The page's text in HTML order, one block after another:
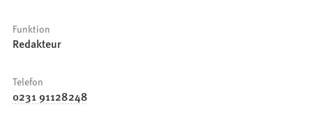
Funktion
Redakteur
Telefon
0231 91128248